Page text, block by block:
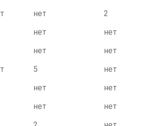
нет 2
нет нет
нет нет
5 нет
нет нет
нет нет